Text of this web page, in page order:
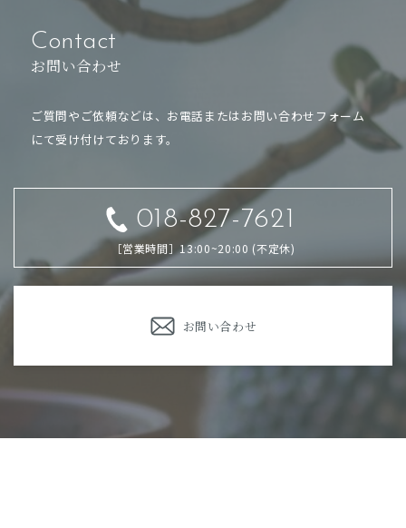
Contact
お問い合わせ
ご質問やご依頼などは、お電話またはお問い合わせフォーム
にて受け付けております。
018-827-7621
［営業時間］13:00~20:00 (不定休)
お問い合わせ